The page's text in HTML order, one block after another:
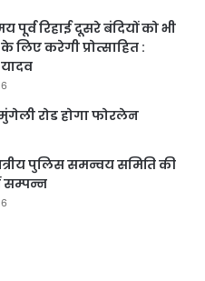
पूर्व रिहाई दूसरे बंदियों को भी
करेगी प्रोत्साहित :
रोड होगा फोरलेन
पुलिस समन्वय समिति की
सम्पन्न